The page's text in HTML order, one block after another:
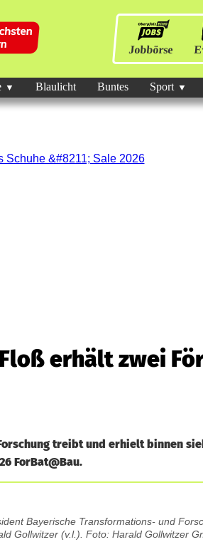
Jobbörse
Blaulicht Buntes Sport
erhält zwei
treibt und erhielt binnen
ForBat@Bau.
Bayerische Transformations- und
Gollwitzer (v.l.). Foto: Harald Gollwitzer